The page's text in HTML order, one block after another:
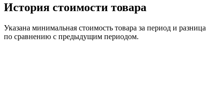
История стоимости товара
Указана минимальная стоимость товара за период и разница
по сравнению с предыдущим периодом.